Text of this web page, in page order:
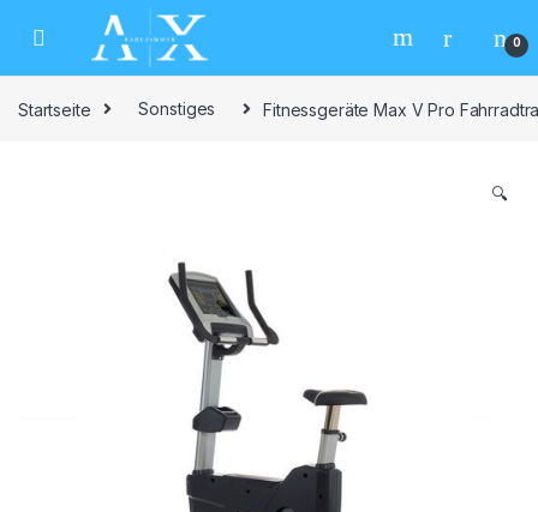
Skip to navigation
Skip to content
0
Startseite Sonstiges Fitnessgeräte Max V Pro
🔍